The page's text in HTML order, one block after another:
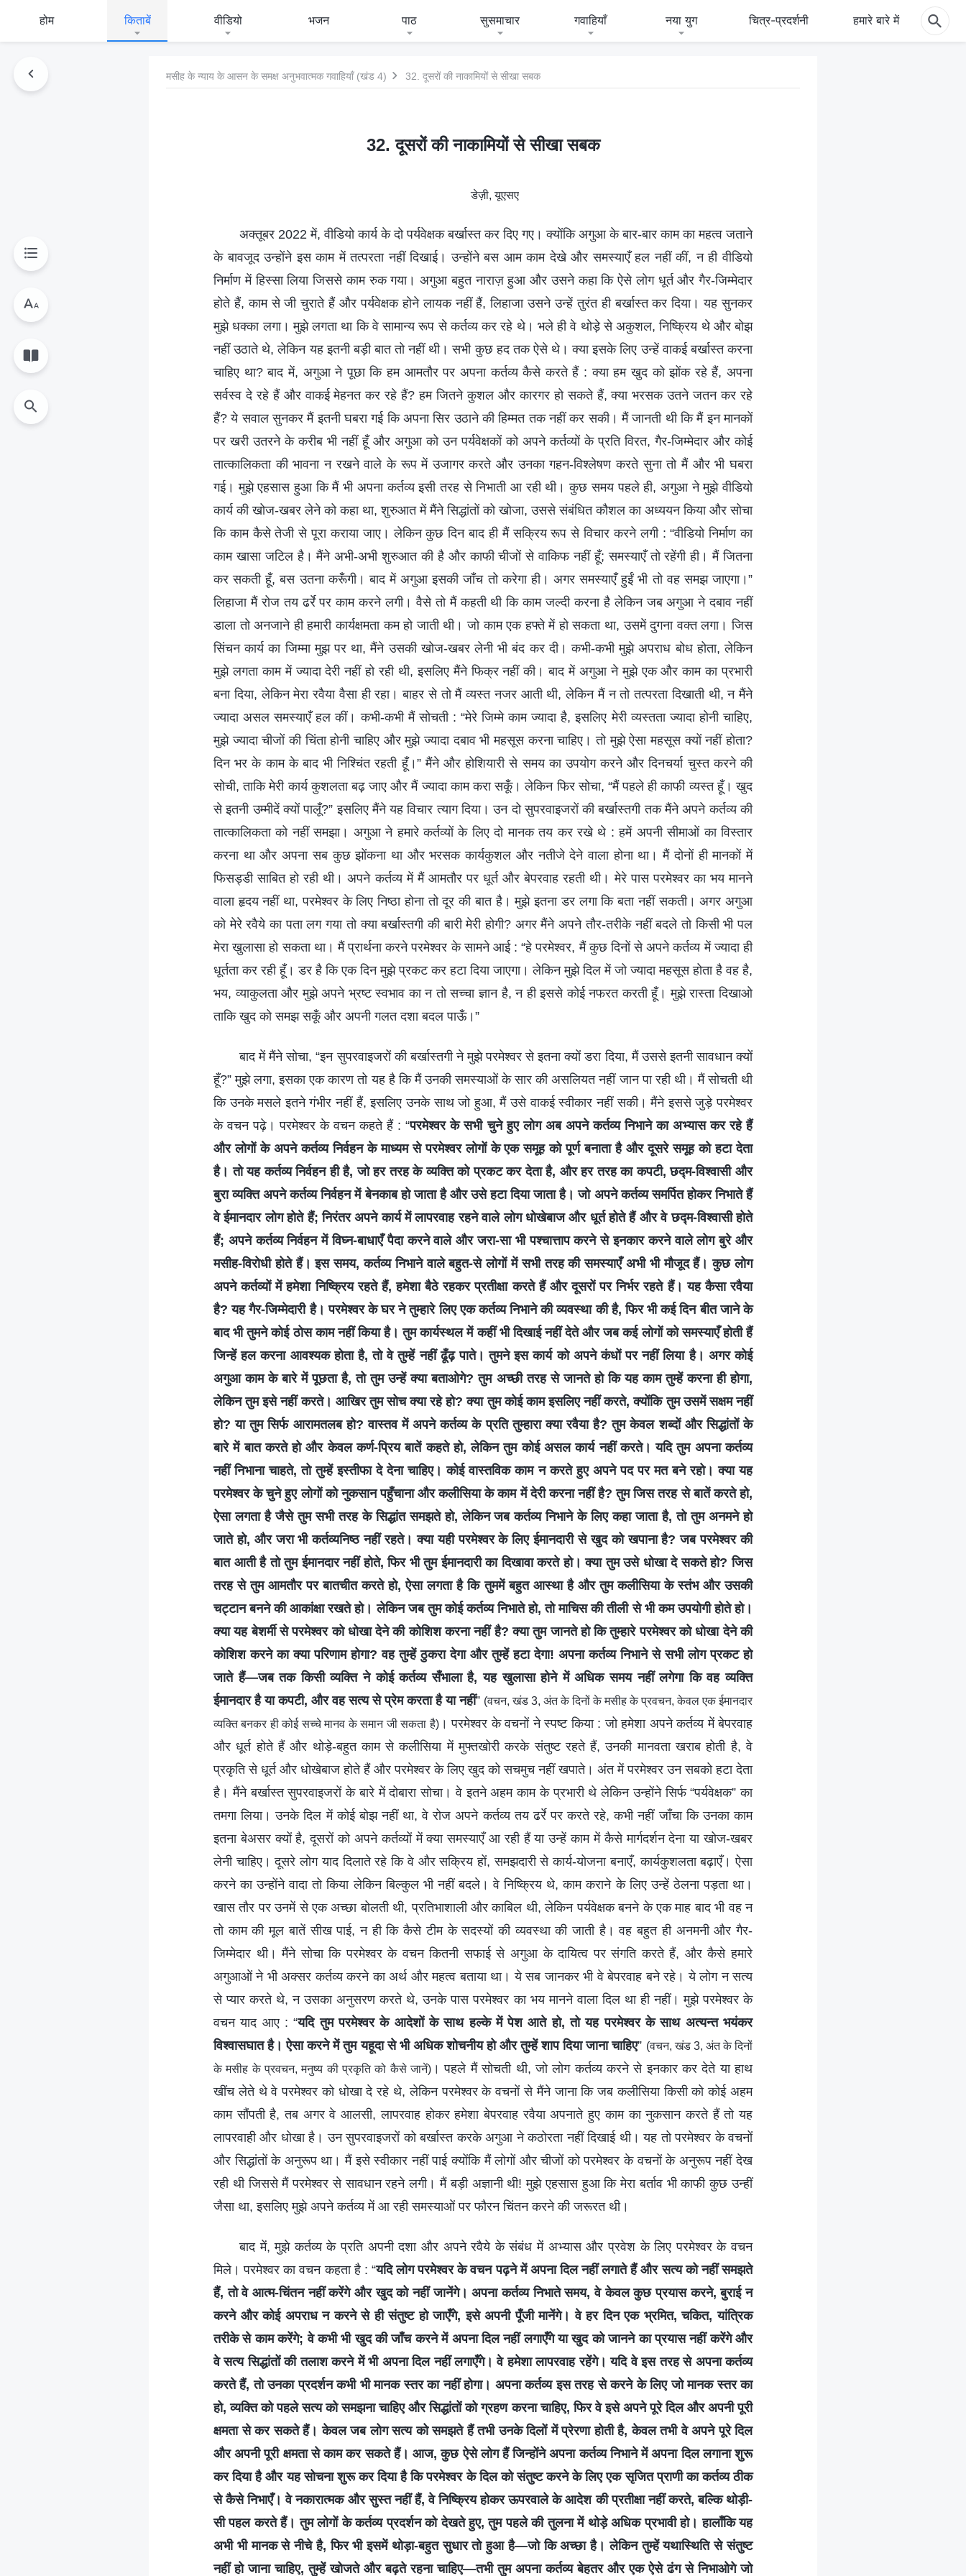
होम किताबें वीडियो भजन पाठ सुसमाचार गवाहियाँ नया युग चित्र-प्रदर्शनी हमारे बारे में
मसीह के न्याय के आसन के समक्ष अनुभवात्मक गवाहियाँ (खंड 4) 32. दूसरों की नाकामियों से सीखा सबक
32. दूसरों की नाकामियों से सीखा सबक
डेज़ी, यूएसए
अक्तूबर 2022 में, वीडियो कार्य के दो पर्यवेक्षक बर्खास्त कर दिए गए। क्योंकि अगुआ के बार-बार काम का महत्व जताने
के बावजूद उन्होंने इस काम में तत्परता नहीं दिखाई। उन्होंने बस आम काम देखे और समस्याएँ हल नहीं कीं, न ही वीडियो
निर्माण में हिस्सा लिया जिससे काम रुक गया। अगुआ बहुत नाराज़ हुआ और उसने कहा कि ऐसे लोग धूर्त और गैर-जिम्मेदार
होते हैं, काम से जी चुराते हैं और पर्यवेक्षक होने लायक नहीं हैं, लिहाजा उसने उन्हें तुरंत ही बर्खास्त कर दिया। यह सुनकर
मुझे धक्का लगा। मुझे लगता था कि वे सामान्य रूप से कर्तव्य कर रहे थे। भले ही वे थोड़े से अकुशल, निष्क्रिय थे और बोझ
नहीं उठाते थे, लेकिन यह इतनी बड़ी बात तो नहीं थी। सभी कुछ हद तक ऐसे थे। क्या इसके लिए उन्हें वाकई बर्खास्त करना
चाहिए था? बाद में, अगुआ ने पूछा कि हम आमतौर पर अपना कर्तव्य कैसे करते हैं : क्या हम खुद को झोंक रहे हैं, अपना
सर्वस्व दे रहे हैं और वाकई मेहनत कर रहे हैं? हम जितने कुशल और कारगर हो सकते हैं, क्या भरसक उतने जतन कर रहे
हैं? ये सवाल सुनकर मैं इतनी घबरा गई कि अपना सिर उठाने की हिम्मत तक नहीं कर सकी। मैं जानती थी कि मैं इन मानकों
पर खरी उतरने के करीब भी नहीं हूँ और अगुआ को उन पर्यवेक्षकों को अपने कर्तव्यों के प्रति विरत, गैर-जिम्मेदार और कोई
तात्कालिकता की भावना न रखने वाले के रूप में उजागर करते और उनका गहन-विश्लेषण करते सुना तो मैं और भी घबरा
गई। मुझे एहसास हुआ कि मैं भी अपना कर्तव्य इसी तरह से निभाती आ रही थी। कुछ समय पहले ही, अगुआ ने मुझे वीडियो
कार्य की खोज-खबर लेने को कहा था, शुरुआत में मैंने सिद्धांतों को खोजा, उससे संबंधित कौशल का अध्ययन किया और सोचा
कि काम कैसे तेजी से पूरा कराया जाए। लेकिन कुछ दिन बाद ही मैं सक्रिय रूप से विचार करने लगी : “वीडियो निर्माण का
काम खासा जटिल है। मैंने अभी-अभी शुरुआत की है और काफी चीजों से वाकिफ नहीं हूँ; समस्याएँ तो रहेंगी ही। मैं जितना
कर सकती हूँ, बस उतना करूँगी। बाद में अगुआ इसकी जाँच तो करेगा ही। अगर समस्याएँ हुईं भी तो वह समझ जाएगा।”
लिहाजा मैं रोज तय ढर्रे पर काम करने लगी। वैसे तो मैं कहती थी कि काम जल्दी करना है लेकिन जब अगुआ ने दबाव नहीं
डाला तो अनजाने ही हमारी कार्यक्षमता कम हो जाती थी। जो काम एक हफ्ते में हो सकता था, उसमें दुगना वक्त लगा। जिस
सिंचन कार्य का जिम्मा मुझ पर था, मैंने उसकी खोज-खबर लेनी भी बंद कर दी। कभी-कभी मुझे अपराध बोध होता, लेकिन
मुझे लगता काम में ज्यादा देरी नहीं हो रही थी, इसलिए मैंने फिक्र नहीं की। बाद में अगुआ ने मुझे एक और काम का प्रभारी
बना दिया, लेकिन मेरा रवैया वैसा ही रहा। बाहर से तो मैं व्यस्त नजर आती थी, लेकिन मैं न तो तत्परता दिखाती थी, न मैंने
ज्यादा असल समस्याएँ हल कीं। कभी-कभी मैं सोचती : “मेरे जिम्मे काम ज्यादा है, इसलिए मेरी व्यस्तता ज्यादा होनी चाहिए,
मुझे ज्यादा चीजों की चिंता होनी चाहिए और मुझे ज्यादा दबाव भी महसूस करना चाहिए। तो मुझे ऐसा महसूस क्यों नहीं होता?
दिन भर के काम के बाद भी निश्चिंत रहती हूँ।” मैंने और होशियारी से समय का उपयोग करने और दिनचर्या चुस्त करने की
सोची, ताकि मेरी कार्य कुशलता बढ़ जाए और मैं ज्यादा काम करा सकूँ। लेकिन फिर सोचा, “मैं पहले ही काफी व्यस्त हूँ। खुद
से इतनी उम्मीदें क्यों पालूँ?” इसलिए मैंने यह विचार त्याग दिया। उन दो सुपरवाइजरों की बर्खास्तगी तक मैंने अपने कर्तव्य की
तात्कालिकता को नहीं समझा। अगुआ ने हमारे कर्तव्यों के लिए दो मानक तय कर रखे थे : हमें अपनी सीमाओं का विस्तार
करना था और अपना सब कुछ झोंकना था और भरसक कार्यकुशल और नतीजे देने वाला होना था। मैं दोनों ही मानकों में
फिसड्डी साबित हो रही थी। अपने कर्तव्य में मैं आमतौर पर धूर्त और बेपरवाह रहती थी। मेरे पास परमेश्वर का भय मानने
वाला हृदय नहीं था, परमेश्वर के लिए निष्ठा होना तो दूर की बात है। मुझे इतना डर लगा कि बता नहीं सकती। अगर अगुआ
को मेरे रवैये का पता लग गया तो क्या बर्खास्तगी की बारी मेरी होगी? अगर मैंने अपने तौर-तरीके नहीं बदले तो किसी भी पल
मेरा खुलासा हो सकता था। मैं प्रार्थना करने परमेश्वर के सामने आई : “हे परमेश्वर, मैं कुछ दिनों से अपने कर्तव्य में ज्यादा ही
धूर्तता कर रही हूँ। डर है कि एक दिन मुझे प्रकट कर हटा दिया जाएगा। लेकिन मुझे दिल में जो ज्यादा महसूस होता है वह है,
भय, व्याकुलता और मुझे अपने भ्रष्ट स्वभाव का न तो सच्चा ज्ञान है, न ही इससे कोई नफरत करती हूँ। मुझे रास्ता दिखाओ
ताकि खुद को समझ सकूँ और अपनी गलत दशा बदल पाऊँ।”
बाद में मैंने सोचा, “इन सुपरवाइजरों की बर्खास्तगी ने मुझे परमेश्वर से इतना क्यों डरा दिया, मैं उससे इतनी सावधान क्यों
हूँ?” मुझे लगा, इसका एक कारण तो यह है कि मैं उनकी समस्याओं के सार की असलियत नहीं जान पा रही थी। मैं सोचती थी
कि उनके मसले इतने गंभीर नहीं हैं, इसलिए उनके साथ जो हुआ, मैं उसे वाकई स्वीकार नहीं सकी। मैंने इससे जुड़े परमेश्वर
के वचन पढ़े। परमेश्वर के वचन कहते हैं : “परमेश्वर के सभी चुने हुए लोग अब अपने कर्तव्य निभाने का अभ्यास कर रहे हैं
और लोगों के अपने कर्तव्य निर्वहन के माध्यम से परमेश्वर लोगों के एक समूह को पूर्ण बनाता है और दूसरे समूह को हटा देता
है। तो यह कर्तव्य निर्वहन ही है, जो हर तरह के व्यक्ति को प्रकट कर देता है, और हर तरह का कपटी, छद्म-विश्वासी और
बुरा व्यक्ति अपने कर्तव्य निर्वहन में बेनकाब हो जाता है और उसे हटा दिया जाता है। जो अपने कर्तव्य समर्पित होकर निभाते हैं
वे ईमानदार लोग होते हैं; निरंतर अपने कार्य में लापरवाह रहने वाले लोग धोखेबाज और धूर्त होते हैं और वे छद्म-विश्वासी होते
हैं; अपने कर्तव्य निर्वहन में विघ्न-बाधाएँ पैदा करने वाले और जरा-सा भी पश्चात्ताप करने से इनकार करने वाले लोग बुरे और
मसीह-विरोधी होते हैं। इस समय, कर्तव्य निभाने वाले बहुत-से लोगों में सभी तरह की समस्याएँ अभी भी मौजूद हैं। कुछ लोग
अपने कर्तव्यों में हमेशा निष्क्रिय रहते हैं, हमेशा बैठे रहकर प्रतीक्षा करते हैं और दूसरों पर निर्भर रहते हैं। यह कैसा रवैया
है? यह गैर-जिम्मेदारी है। परमेश्वर के घर ने तुम्हारे लिए एक कर्तव्य निभाने की व्यवस्था की है, फिर भी कई दिन बीत जाने के
बाद भी तुमने कोई ठोस काम नहीं किया है। तुम कार्यस्थल में कहीं भी दिखाई नहीं देते और जब कई लोगों को समस्याएँ होती हैं
जिन्हें हल करना आवश्यक होता है, तो वे तुम्हें नहीं ढूँढ़ पाते। तुमने इस कार्य को अपने कंधों पर नहीं लिया है। अगर कोई
अगुआ काम के बारे में पूछता है, तो तुम उन्हें क्या बताओगे? तुम अच्छी तरह से जानते हो कि यह काम तुम्हें करना ही होगा,
लेकिन तुम इसे नहीं करते। आखिर तुम सोच क्या रहे हो? क्या तुम कोई काम इसलिए नहीं करते, क्योंकि तुम उसमें सक्षम नहीं
हो? या तुम सिर्फ आरामतलब हो? वास्तव में अपने कर्तव्य के प्रति तुम्हारा क्या रवैया है? तुम केवल शब्दों और सिद्धांतों के
बारे में बात करते हो और केवल कर्ण-प्रिय बातें कहते हो, लेकिन तुम कोई असल कार्य नहीं करते। यदि तुम अपना कर्तव्य
नहीं निभाना चाहते, तो तुम्हें इस्तीफा दे देना चाहिए। कोई वास्तविक काम न करते हुए अपने पद पर मत बने रहो। क्या यह
परमेश्वर के चुने हुए लोगों को नुकसान पहुँचाना और कलीसिया के काम में देरी करना नहीं है? तुम जिस तरह से बातें करते हो,
ऐसा लगता है जैसे तुम सभी तरह के सिद्धांत समझते हो, लेकिन जब कर्तव्य निभाने के लिए कहा जाता है, तो तुम अनमने हो
जाते हो, और जरा भी कर्तव्यनिष्ठ नहीं रहते। क्या यही परमेश्वर के लिए ईमानदारी से खुद को खपाना है? जब परमेश्वर की
बात आती है तो तुम ईमानदार नहीं होते, फिर भी तुम ईमानदारी का दिखावा करते हो। क्या तुम उसे धोखा दे सकते हो? जिस
तरह से तुम आमतौर पर बातचीत करते हो, ऐसा लगता है कि तुममें बहुत आस्था है और तुम कलीसिया के स्तंभ और उसकी
चट्टान बनने की आकांक्षा रखते हो। लेकिन जब तुम कोई कर्तव्य निभाते हो, तो माचिस की तीली से भी कम उपयोगी होते हो।
क्या यह बेशर्मी से परमेश्वर को धोखा देने की कोशिश करना नहीं है? क्या तुम जानते हो कि तुम्हारे परमेश्वर को धोखा देने की
कोशिश करने का क्या परिणाम होगा? वह तुम्हें ठुकरा देगा और तुम्हें हटा देगा! अपना कर्तव्य निभाने से सभी लोग प्रकट हो
जाते हैं—जब तक किसी व्यक्ति ने कोई कर्तव्य सँभाला है, यह खुलासा होने में अधिक समय नहीं लगेगा कि वह व्यक्ति
ईमानदार है या कपटी, और वह सत्य से प्रेम करता है या नहीं” (वचन, खंड 3, अंत के दिनों के मसीह के प्रवचन, केवल एक ईमानदार
व्यक्ति बनकर ही कोई सच्चे मानव के समान जी सकता है)। परमेश्वर के वचनों ने स्पष्ट किया : जो हमेशा अपने कर्तव्य में बेपरवाह
और धूर्त होते हैं और थोड़े-बहुत काम से कलीसिया में मुफ्तखोरी करके संतुष्ट रहते हैं, उनकी मानवता खराब होती है, वे
प्रकृति से धूर्त और धोखेबाज होते हैं और परमेश्वर के लिए खुद को सचमुच नहीं खपाते। अंत में परमेश्वर उन सबको हटा देता
है। मैंने बर्खास्त सुपरवाइजरों के बारे में दोबारा सोचा। वे इतने अहम काम के प्रभारी थे लेकिन उन्होंने सिर्फ “पर्यवेक्षक” का
तमगा लिया। उनके दिल में कोई बोझ नहीं था, वे रोज अपने कर्तव्य तय ढर्रे पर करते रहे, कभी नहीं जाँचा कि उनका काम
इतना बेअसर क्यों है, दूसरों को अपने कर्तव्यों में क्या समस्याएँ आ रही हैं या उन्हें काम में कैसे मार्गदर्शन देना या खोज-खबर
लेनी चाहिए। दूसरे लोग याद दिलाते रहे कि वे और सक्रिय हों, समझदारी से कार्य-योजना बनाएँ, कार्यकुशलता बढ़ाएँ। ऐसा
करने का उन्होंने वादा तो किया लेकिन बिल्कुल भी नहीं बदले। वे निष्क्रिय थे, काम कराने के लिए उन्हें ठेलना पड़ता था।
खास तौर पर उनमें से एक अच्छा बोलती थी, प्रतिभाशाली और काबिल थी, लेकिन पर्यवेक्षक बनने के एक माह बाद भी वह न
तो काम की मूल बातें सीख पाई, न ही कि कैसे टीम के सदस्यों की व्यवस्था की जाती है। वह बहुत ही अनमनी और गैर-
जिम्मेदार थी। मैंने सोचा कि परमेश्वर के वचन कितनी सफाई से अगुआ के दायित्व पर संगति करते हैं, और कैसे हमारे
अगुआओं ने भी अक्सर कर्तव्य करने का अर्थ और महत्व बताया था। ये सब जानकर भी वे बेपरवाह बने रहे। ये लोग न सत्य
से प्यार करते थे, न उसका अनुसरण करते थे, उनके पास परमेश्वर का भय मानने वाला दिल था ही नहीं। मुझे परमेश्वर के
वचन याद आए : “यदि तुम परमेश्वर के आदेशों के साथ हल्के में पेश आते हो, तो यह परमेश्वर के साथ अत्यन्त भयंकर
विश्वासघात है। ऐसा करने में तुम यहूदा से भी अधिक शोचनीय हो और तुम्हें शाप दिया जाना चाहिए” (वचन, खंड 3, अंत के दिनों
के मसीह के प्रवचन, मनुष्य की प्रकृति को कैसे जानें) । पहले मैं सोचती थी, जो लोग कर्तव्य करने से इनकार कर देते या हाथ
खींच लेते थे वे परमेश्वर को धोखा दे रहे थे, लेकिन परमेश्वर के वचनों से मैंने जाना कि जब कलीसिया किसी को कोई अहम
काम सौंपती है, तब अगर वे आलसी, लापरवाह होकर हमेशा बेपरवाह रवैया अपनाते हुए काम का नुकसान करते हैं तो यह
लापरवाही और धोखा है। उन सुपरवाइजरों को बर्खास्त करके अगुआ ने कठोरता नहीं दिखाई थी। यह तो परमेश्वर के वचनों
और सिद्धांतों के अनुरूप था। मैं इसे स्वीकार नहीं पाई क्योंकि मैं लोगों और चीजों को परमेश्वर के वचनों के अनुरूप नहीं देख
रही थी जिससे मैं परमेश्वर से सावधान रहने लगी। मैं बड़ी अज्ञानी थी! मुझे एहसास हुआ कि मेरा बर्ताव भी काफी कुछ उन्हीं
जैसा था, इसलिए मुझे अपने कर्तव्य में आ रही समस्याओं पर फौरन चिंतन करने की जरूरत थी।
बाद में, मुझे कर्तव्य के प्रति अपनी दशा और अपने रवैये के संबंध में अभ्यास और प्रवेश के लिए परमेश्वर के वचन
मिले। परमेश्वर का वचन कहता है : “यदि लोग परमेश्वर के वचन पढ़ने में अपना दिल नहीं लगाते हैं और सत्य को नहीं समझते
हैं, तो वे आत्म-चिंतन नहीं करेंगे और खुद को नहीं जानेंगे। अपना कर्तव्य निभाते समय, वे केवल कुछ प्रयास करने, बुराई न
करने और कोई अपराध न करने से ही संतुष्ट हो जाएँगे, इसे अपनी पूँजी मानेंगे। वे हर दिन एक भ्रमित, चकित, यांत्रिक
तरीके से काम करेंगे; वे कभी भी खुद की जाँच करने में अपना दिल नहीं लगाएँगे या खुद को जानने का प्रयास नहीं करेंगे और
वे सत्य सिद्धांतों की तलाश करने में भी अपना दिल नहीं लगाएँगे। वे हमेशा लापरवाह रहेंगे। यदि वे इस तरह से अपना कर्तव्य
करते हैं, तो उनका प्रदर्शन कभी भी मानक स्तर का नहीं होगा। अपना कर्तव्य इस तरह से करने के लिए जो मानक स्तर का
हो, व्यक्ति को पहले सत्य को समझना चाहिए और सिद्धांतों को ग्रहण करना चाहिए, फिर वे इसे अपने पूरे दिल और अपनी पूरी
क्षमता से कर सकते हैं। केवल जब लोग सत्य को समझते हैं तभी उनके दिलों में प्रेरणा होती है, केवल तभी वे अपने पूरे दिल
और अपनी पूरी क्षमता से काम कर सकते हैं। आज, कुछ ऐसे लोग हैं जिन्होंने अपना कर्तव्य निभाने में अपना दिल लगाना शुरू
कर दिया है और यह सोचना शुरू कर दिया है कि परमेश्वर के दिल को संतुष्ट करने के लिए एक सृजित प्राणी का कर्तव्य ठीक
से कैसे निभाएँ। वे नकारात्मक और सुस्त नहीं हैं, वे निष्क्रिय होकर ऊपरवाले के आदेश की प्रतीक्षा नहीं करते, बल्कि थोड़ी-
सी पहल करते हैं। तुम लोगों के कर्तव्य प्रदर्शन को देखते हुए, तुम पहले की तुलना में थोड़े अधिक प्रभावी हो। हालाँकि यह
अभी भी मानक से नीचे है, फिर भी इसमें थोड़ा-बहुत सुधार तो हुआ है—जो कि अच्छा है। लेकिन तुम्हें यथास्थिति से संतुष्ट
नहीं हो जाना चाहिए, तुम्हें खोजते और बढ़ते रहना चाहिए—तभी तुम अपना कर्तव्य बेहतर और एक ऐसे ढंग से निभाओगे जो